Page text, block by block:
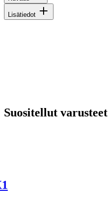
Lisätiedot
Suositellut varusteet